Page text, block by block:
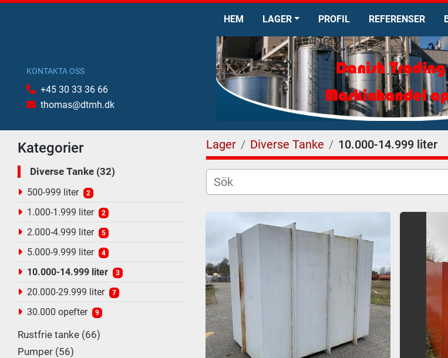
HEM LAGER PROFIL REFERENSER
KONTAKTA OSS
+45 30 33 36 66
thomas@dtmh.dk
Kategorier
Diverse Tanke 32
500-999 liter 2
1.000-1.999 liter 2
2.000-4.999 liter 5
5.000-9.999 liter 4
10.000-14.999 liter 3
20.000-29.999 liter 7
30.000 opefter 9
Rustfrie tanke 66
Pumper 56
Lager Diverse Tanke 10.000-14.999 liter